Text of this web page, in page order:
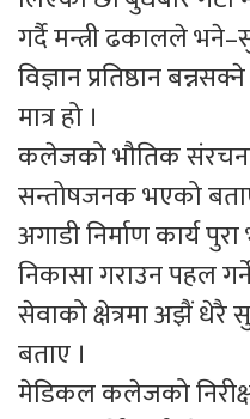
गर्दै मन्त्री ढकालले
विज्ञान प्रतिष्ठान
मात्र हो ।
कलेजको भौतिक संरचना
सन्तोषजनक भएको
अगाडी निर्माण कार्य
निकासा गराउन पहल
सेवाको क्षेत्रमा अझैं
बताए ।
मेडिकल कलेजको